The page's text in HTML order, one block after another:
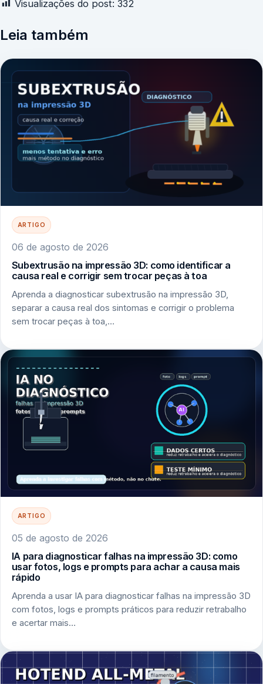
Visualizações do post: 332
Leia também
ARTIGO
06 de agosto de 2026
Subextrusão na impressão 3D: como identificar a
causa real e corrigir sem trocar peças à toa
Aprenda a diagnosticar subextrusão na impressão 3D,
separar a causa real dos sintomas e corrigir o problema
sem trocar peças à toa,…
ARTIGO
05 de agosto de 2026
IA para diagnosticar falhas na impressão 3D: como
usar fotos, logs e prompts para achar a causa mais
rápido
Aprenda a usar IA para diagnosticar falhas na impressão 3D
com fotos, logs e prompts práticos para reduzir retrabalho
e acertar mais…